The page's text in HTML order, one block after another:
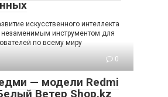
искусственного интеллекта
незаменимым инструментом для
по всему миру
0
— модели Redmi
Ветер Shop.kz